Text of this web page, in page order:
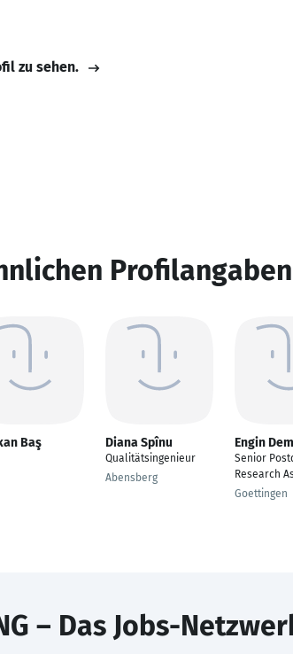
zu sehen.
Profilangaben
Baş Diana Spînu
Qualitätsingenieur
Abensberg
Engin
Senior
Research
Goettingen
– Das Jobs-